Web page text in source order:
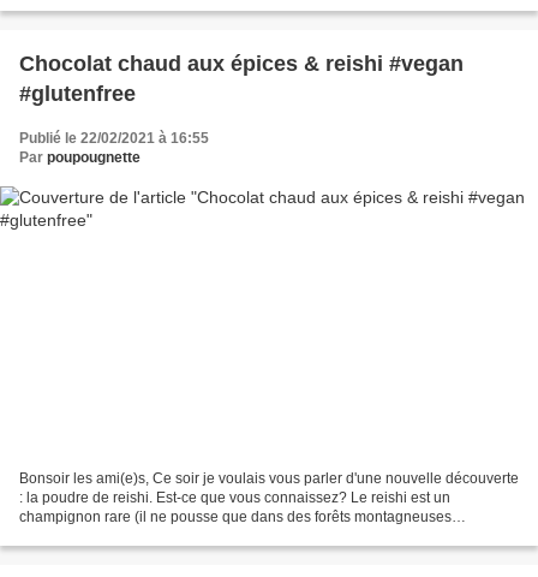
Chocolat chaud aux épices & reishi #vegan
#glutenfree
Publié le 22/02/2021 à 16:55
Par poupougnette
Bonsoir les ami(e)s, Ce soir je voulais vous parler d'une nouvelle découverte
: la poudre de reishi. Est-ce que vous connaissez? Le reishi est un
champignon rare (il ne pousse que dans des forêts montagneuses